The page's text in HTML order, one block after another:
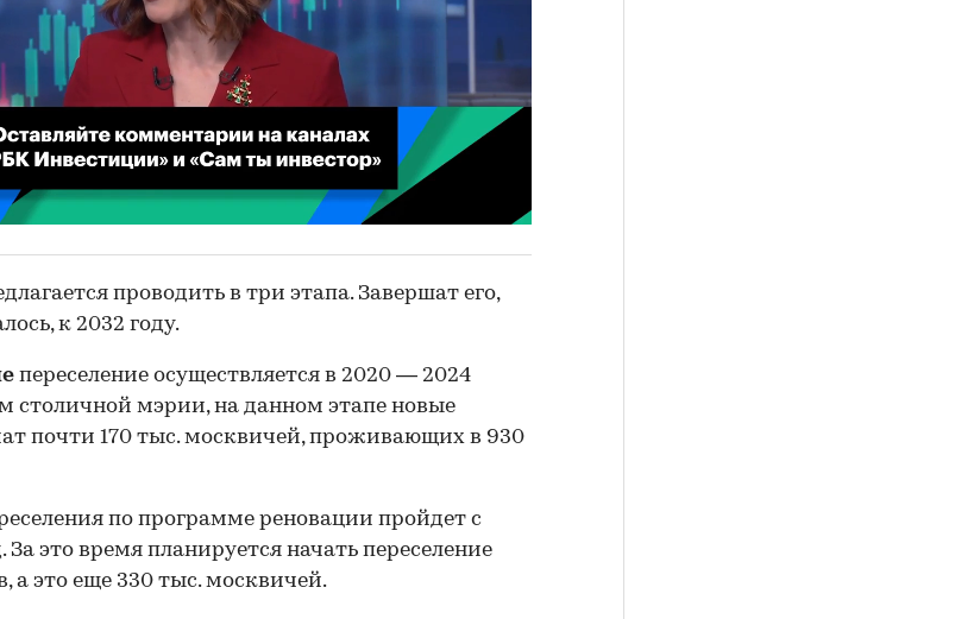
/ 02:03
проводить в три этапа. Завершат его,
к 2032 году.
переселение осуществляется в 2020 — 2024
столичной мэрии, на данном этапе новые
почти 170 тыс. москвичей, проживающих в 930
по программе реновации пройдет с
За это время планируется начать переселение
а это еще 330 тыс. москвичей.